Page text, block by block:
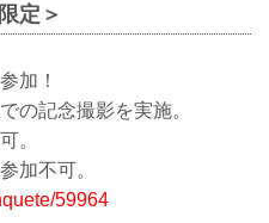
定＞
加！
の記念撮影を実施。
。
加不可。
59964